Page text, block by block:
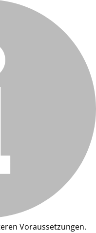
Voraussetzungen.